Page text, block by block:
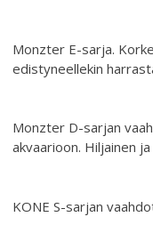
Monzter E-sarja.
edistyneellekin
Monzter D-sarjan
akvaarioon. Hiljainen
KONE S-sarjan